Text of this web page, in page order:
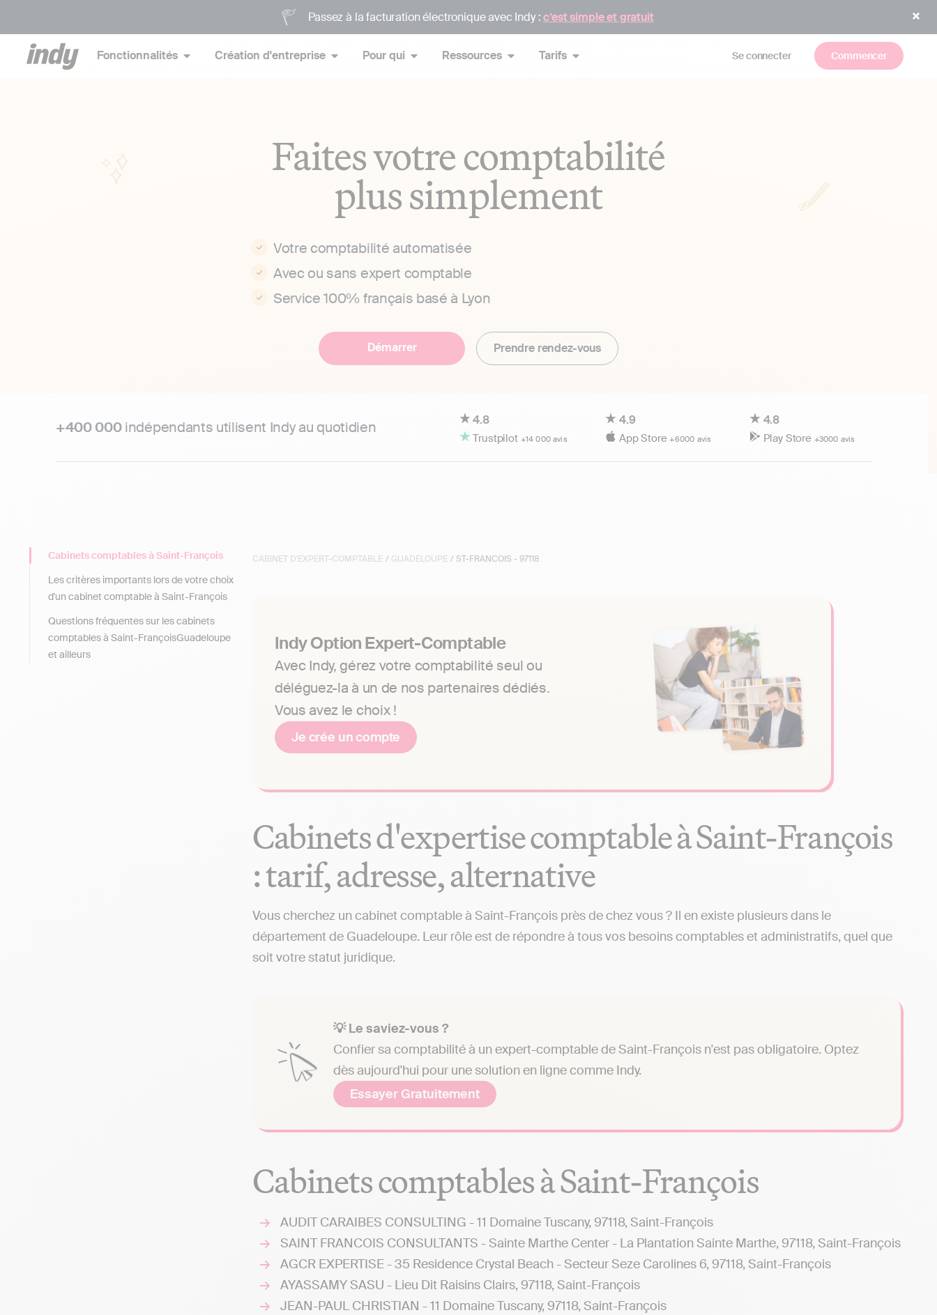
Passez à la facturation électronique avec Indy :c’est simple et gratuit
Fonctionnalités Création d'entreprise Pour qui Ressources Tarifs Se connecter Commencer
Faites votre comptabilité
plus simplement
Votre comptabilité automatisée
Avec ou sans expert comptable
Service 100% français basé à Lyon
Démarrer Prendre rendez-vous
+400 000indépendants utilisent Indy au quotidien 4.8
Trustpilot +14 000 avis
4.9
App Store+6000 avis
4.8
Play Store +3000 avis
CABINET D'EXPERT-COMPTABLE / GUADELOUPE / ST-FRANCOIS - 97118
Indy Option Expert-Comptable
Avec Indy, gérez votre comptabilité seul ou
déléguez-la à un de nos partenaires dédiés.
Vous avez le choix !
Je crée un compte
Cabinets d'expertise comptable à Saint-François
: tarif, adresse, alternative
Vous cherchez un cabinet comptable à Saint-François près de chez vous ? Il en existe plusieurs dans le
département de Guadeloupe. Leur rôle est de répondre à tous vos besoins comptables et administratifs, quel que
soit votre statut juridique.
💡 Le saviez-vous ?
Confier sa comptabilité à un expert-comptable de Saint-François n'est pas obligatoire. Optez
dès aujourd'hui pour une solution en ligne comme Indy.
Essayer Gratuitement
Cabinets comptables à Saint-François
AUDIT CARAIBES CONSULTING - 11 Domaine Tuscany, 97118, Saint-François
SAINT FRANCOIS CONSULTANTS - Sainte Marthe Center - La Plantation Sainte Marthe, 97118, Saint-François
AGCR EXPERTISE - 35 Residence Crystal Beach - Secteur Seze Carolines 6, 97118, Saint-François
AYASSAMY SASU - Lieu Dit Raisins Clairs, 97118, Saint-François
JEAN-PAUL CHRISTIAN - 11 Domaine Tuscany, 97118, Saint-François
Cabinets comptables à Saint-François
Les critères importants lors de votre choix
d'un cabinet comptable à Saint-François
Questions fréquentes sur les cabinets
comptables à Saint-FrançoisGuadeloupe
et ailleurs